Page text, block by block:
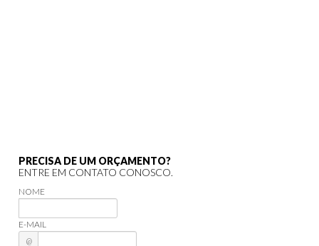
PRECISA DE UM ORÇAMENTO?
ENTRE EM CONTATO CONOSCO.
NOME
E-MAIL
@